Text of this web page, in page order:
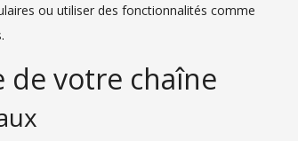
ou utiliser des fonctionnalités comme
de votre chaîne